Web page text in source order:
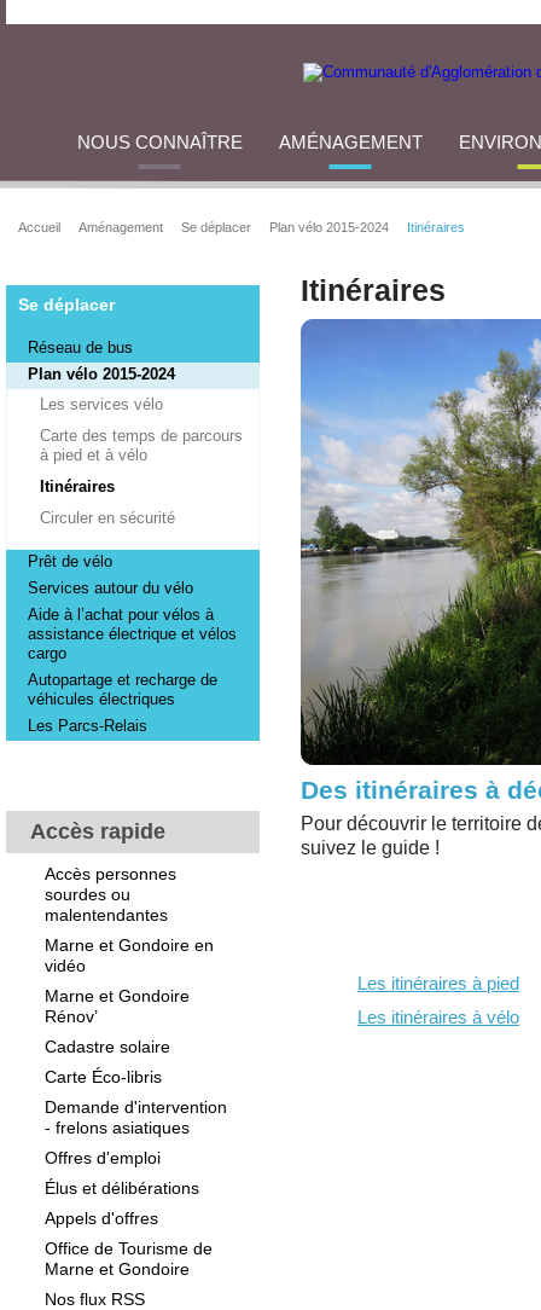
NOUS CONNAÎTRE AMÉNAGEMENT
Accueil Aménagement Se déplacer Plan vélo 2015-2024 Itinéraires
Se déplacer
Réseau de bus
Plan vélo 2015-2024
Les services vélo
Carte des temps de parcours
à pied et à vélo
Itinéraires
Circuler en sécurité
Prêt de vélo
Services autour du vélo
Aide à l’achat pour vélos à
assistance électrique et vélos
cargo
Autopartage et recharge de
véhicules électriques
Les Parcs-Relais
Accès rapide
Accès personnes
sourdes ou
malentendantes
Marne et Gondoire en
vidéo
Marne et Gondoire
Rénov’
Cadastre solaire
Carte Éco-libris
Demande d'intervention
- frelons asiatiques
Offres d'emploi
Élus et délibérations
Appels d'offres
Office de Tourisme de
Marne et Gondoire
Nos flux RSS
Itinéraires
Des itinéraires à
Pour découvrir le territoire
suivez le guide !
Les itinéraires à pied
Les itinéraires à vélo